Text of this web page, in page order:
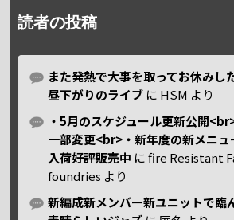
読者の投稿
また発熱で大事を取ってお休みし
昼下がりのライブ に HSM より
・5月のスケジュール更新公開
一部変更<br>・新年度の新メニ
入荷好評販売中 にfire Resistant
foundries より
新編成新メンバー新ユニットで臨